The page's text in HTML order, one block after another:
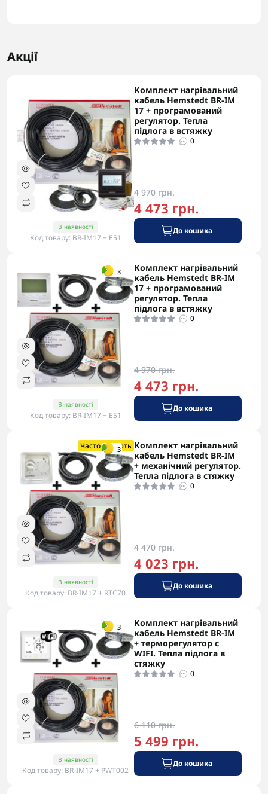
Акції
В наявності
Код товару: BR-IM17 + Е51
Комплект нагрівальний
кабель Hemstedt BR-IM
17 + програмований
регулятор. Тепла
підлога в встяжку
0
4 970 грн.
4 473 грн.
До кошика
3
-5% в корзині
В наявності
Код товару: BR-IM17 + Е51
Комплект нагрівальний
кабель Hemstedt BR-IM
17 + програмований
регулятор. Тепла
підлога в встяжку
0
4 970 грн.
4 473 грн.
До кошика
3
Часто купують
В наявності
Код товару: BR-IM17 + RTC70
Комплект нагрівальний
кабель Hemstedt BR-IM
+ механічний регулятор.
Тепла підлога в стяжку
0
4 470 грн.
4 023 грн.
До кошика
3
-5% в корзині
В наявності
Код товару: BR-IM17 + PWT002
Комплект нагрівальний
кабель Hemstedt BR-IM
+ терморегулятор с
WIFI. Тепла підлога в
стяжку
0
6 110 грн.
5 499 грн.
До кошика